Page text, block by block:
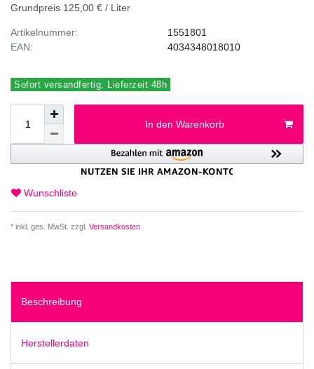
Grundpreis 125,00 € / Liter
Artikelnummer:
EAN:
1551801
4034348018010
Sofort versandfertig, Lieferzeit 48h
In den Warenkorb
Wunschliste
* inkl. ges. MwSt. zzgl. Versandkosten
Beschreibung
Herstellerdaten